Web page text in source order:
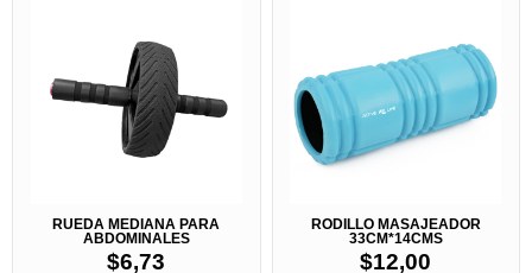
RUEDA MEDIANA PARA
ABDOMINALES
$6,73
RODILLO MASAJEADOR
33CM*14CMS
$12,00